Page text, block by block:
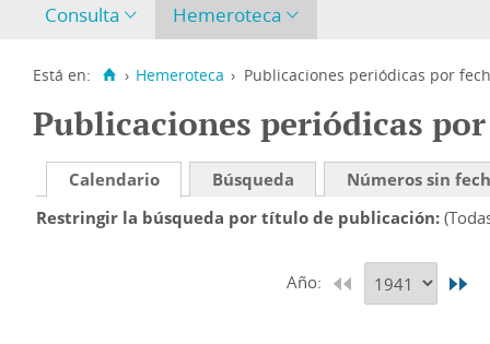
Consulta Hemeroteca
Está en: › Hemeroteca › Publicaciones periódicas por
Publicaciones periódicas
Calendario Búsqueda
Números sin
Restringir la búsqueda por título de publicación
Año: